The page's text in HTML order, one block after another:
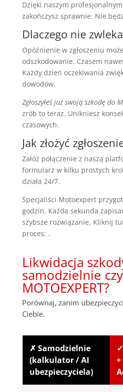
Dzięki naszym
zakończysz sprawnie. Nie
Dlaczego nie
Opóźnienie w zgłoszeniu
odszkodowanie. Czasem
Każdy dzień oczekiwania
dowodów.
Zgłoszyłeś już swoją szkodę do
zrób to teraz. Unikniesz
czasowych.
Jak złożyć
Załóż połączenie z naszą
formularz w kilku prostych
działa 24/7.
Specjaliści Motoexpert
godzin. Każda sekunda
szybsze rozwiązanie. Kliknij
proces: .
Likwidacja
samodzielnie
MOTOEXPERT?
Porównaj, zanim
Ciebie.
✗ Samodzielnie
(kalkulator / AI
ubezpieczyciela)